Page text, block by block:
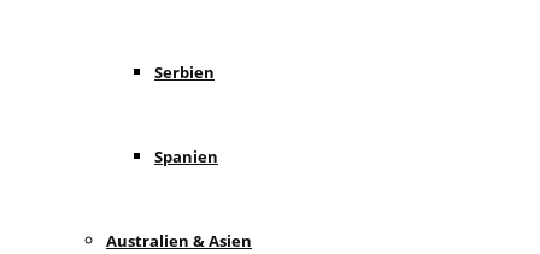
Serbien
Spanien
Australien & Asien